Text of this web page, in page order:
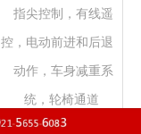
指尖控制，有线遥
控，电动前进和后退
动作，车身减重系
统，轮椅通道